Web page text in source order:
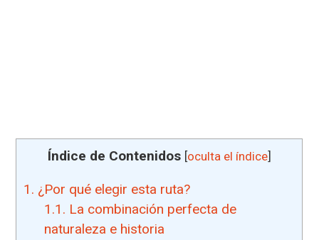
Índice de Contenidos [oculta el índice]
1. ¿Por qué elegir esta ruta?
1.1. La combinación perfecta de
naturaleza e historia